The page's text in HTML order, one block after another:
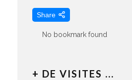
Share
No bookmark found
+ DE VISITES ...